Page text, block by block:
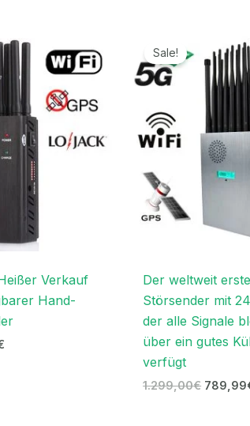
Verkauf
Hand-
Preis
ist:
199,99€.
Sale!
Der weltweit
Störsender mit
der alle Signale
über ein gutes
verfügt
1.299,00€
Preis
war:
789,99